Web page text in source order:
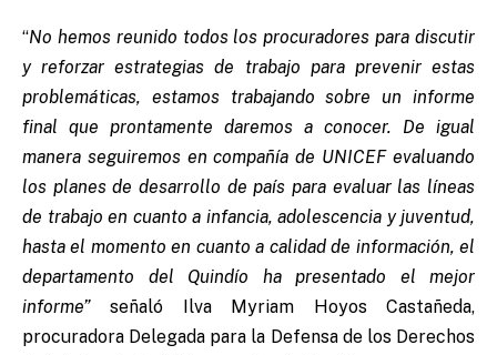
“No hemos reunido todos los procuradores para discutir
y reforzar estrategias de trabajo para prevenir estas
problemáticas, estamos trabajando sobre un informe
final que prontamente daremos a conocer. De igual
manera seguiremos en compañía de UNICEF evaluando
los planes de desarrollo de país para evaluar las líneas
de trabajo en cuanto a infancia, adolescencia y juventud,
hasta el momento en cuanto a calidad de información, el
departamento del Quindío ha presentado el mejor
informe” señaló Ilva Myriam Hoyos Castañeda,
procuradora Delegada para la Defensa de los Derechos